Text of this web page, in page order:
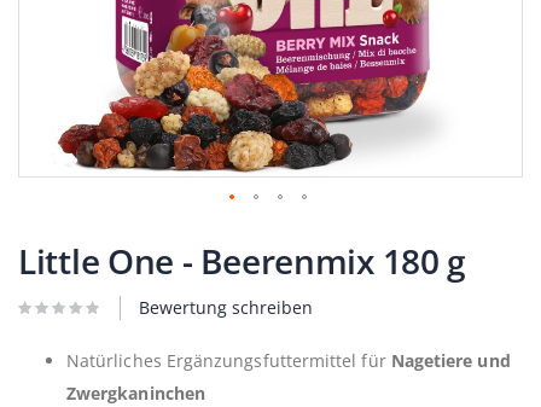
Anfang
der
springen
Little One - Beerenmix 180 g
Bewertung schreiben
Natürliches Ergänzungsfuttermittel für Nagetiere und
Zwergkaninchen